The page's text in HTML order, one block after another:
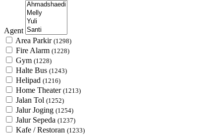
Agent
Area Parkir (1298)
Fire Alarm (1228)
Gym (1228)
Halte Bus (1243)
Helipad (1216)
Home Theater (1213)
Jalan Tol (1252)
Jalur Joging (1254)
Jalur Sepeda (1237)
Kafe / Restoran (1233)